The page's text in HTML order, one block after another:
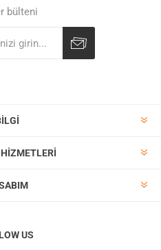
bülteni
US